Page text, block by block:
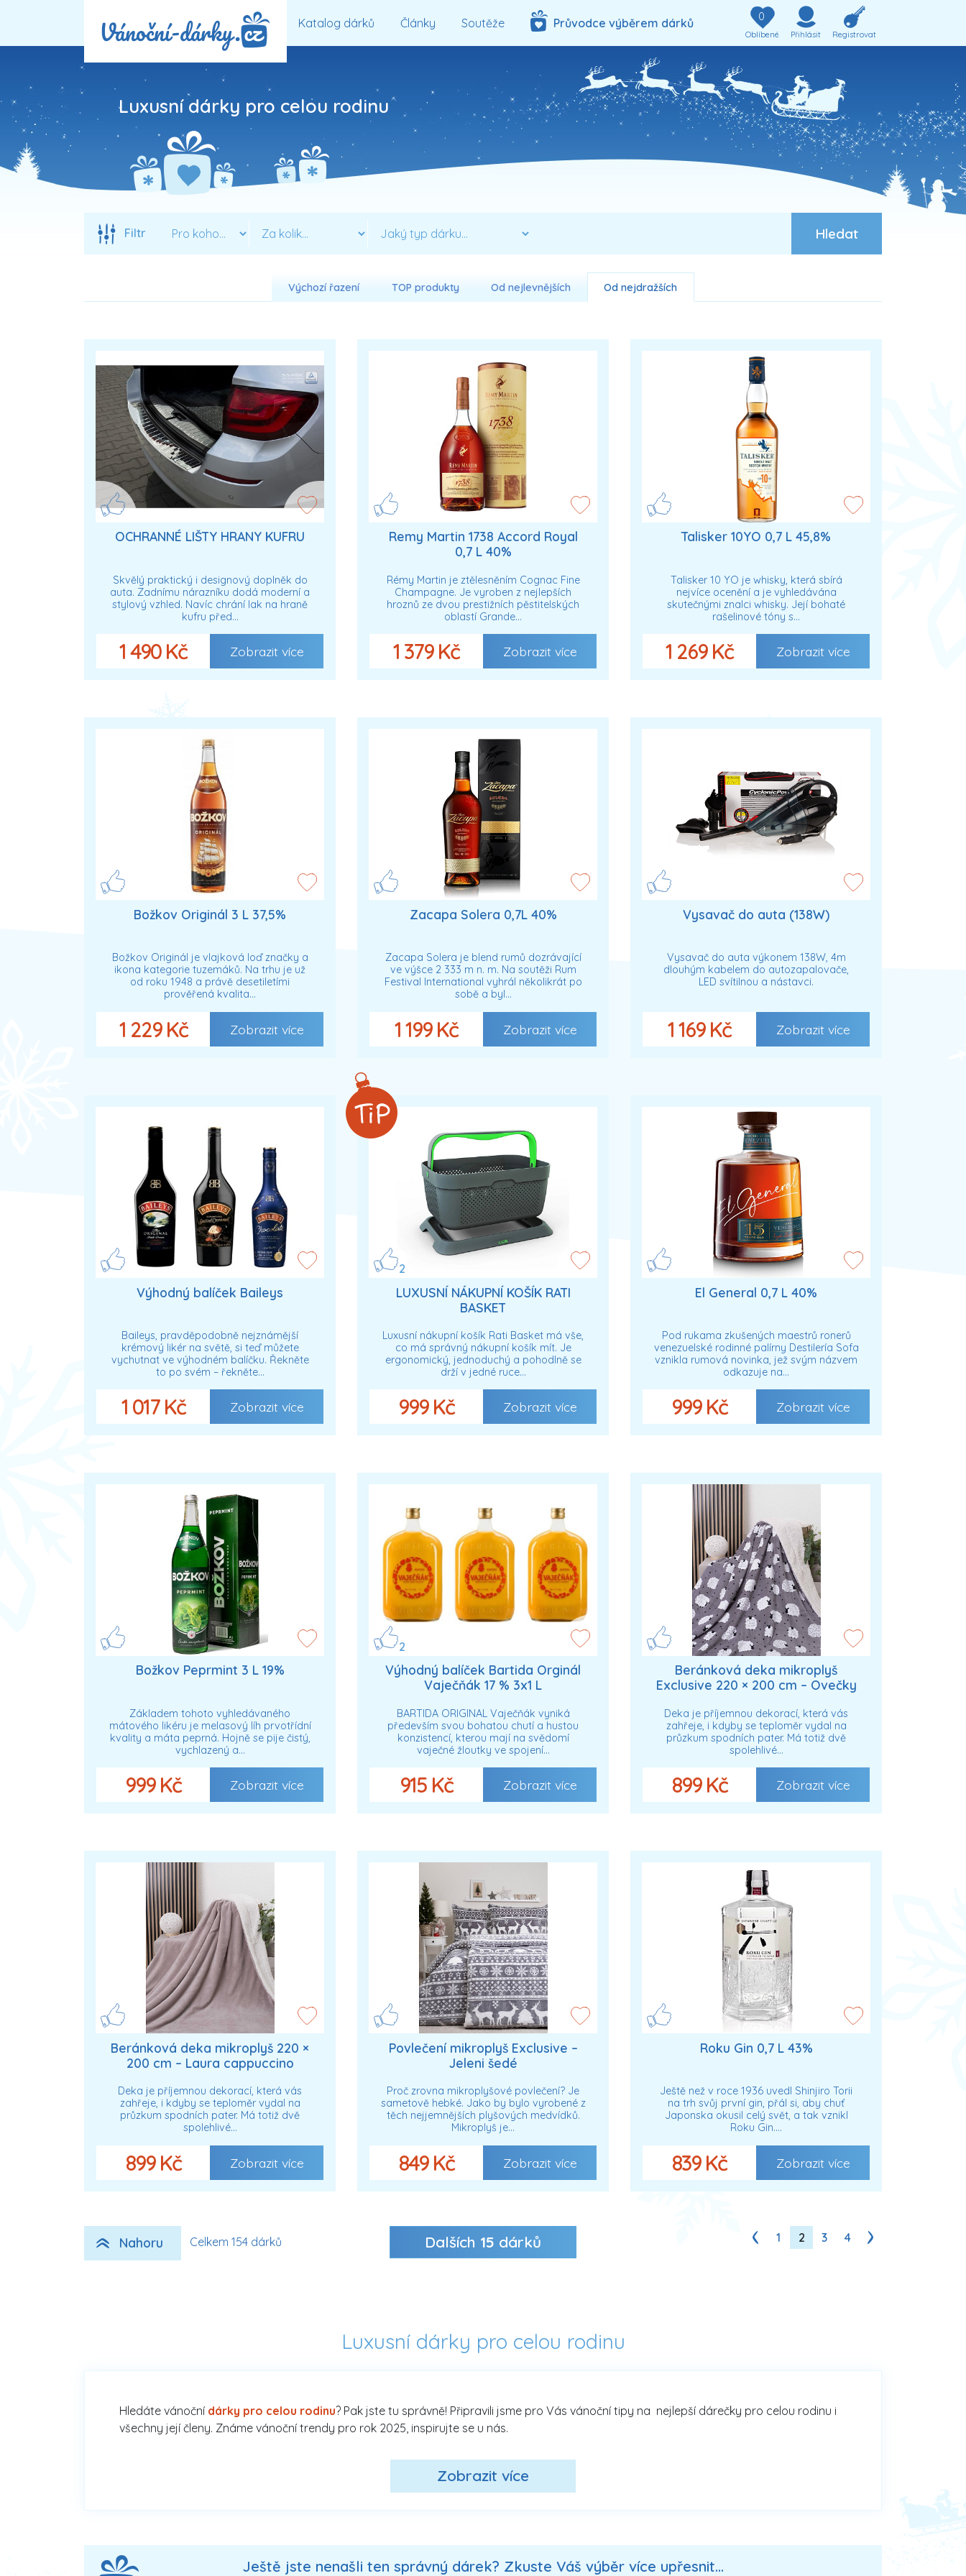
Katalog dárků Články Soutěže Průvodce výběrem dárků 0
Oblíbené Přihlásit Registrovat
Luxusní dárky pro celou rodinu
Filtr
Výchozí řazení TOP produkty Od nejlevnějších Od nejdražších
OCHRANNÉ LIŠTY HRANY KUFRU
Skvělý praktický i designový doplněk do
auta. Zadnímu nárazníku dodá moderní a
stylový vzhled. Navíc chrání lak na hraně
kufru před…
1 490 Kč Zobrazit více
Remy Martin 1738 Accord Royal
0,7 L 40%
Rémy Martin je ztělesněním Cognac Fine
Champagne. Je vyroben z nejlepších
hroznů ze dvou prestižních pěstitelských
oblastí Grande…
1 379 Kč Zobrazit více
Talisker 10YO 0,7 L 45,8%
Talisker 10 YO je whisky, která sbírá
nejvíce ocenění a je vyhledávána
skutečnými znalci whisky. Její bohaté
rašelinové tóny s…
1 269 Kč Zobrazit více
Božkov Originál 3 L 37,5%
Božkov Originál je vlajková loď značky a
ikona kategorie tuzemáků. Na trhu je už
od roku 1948 a právě desetiletími
prověřená kvalita…
1 229 Kč Zobrazit více
Zacapa Solera 0,7L 40%
Zacapa Solera je blend rumů dozrávající
ve výšce 2 333 m n. m. Na soutěži Rum
Festival International vyhrál několikrát po
sobě a byl…
1 199 Kč Zobrazit více
Vysavač do auta (138W)
Vysavač do auta výkonem 138W, 4m
dlouhým kabelem do autozapalovače,
LED svítilnou a nástavci.
1 169 Kč Zobrazit více
Výhodný balíček Baileys
Baileys, pravděpodobně nejznámější
krémový likér na světě, si teď můžete
vychutnat ve výhodném balíčku. Řekněte
to po svém – řekněte…
1 017 Kč Zobrazit více
2
LUXUSNÍ NÁKUPNÍ KOŠÍK RATI
BASKET
Luxusní nákupní košík Rati Basket má vše,
co má správný nákupní košík mít. Je
ergonomický, jednoduchý a pohodlně se
drží v jedné ruce…
999 Kč Zobrazit více
El General 0,7 L 40%
Pod rukama zkušených maestrů ronerů
venezuelské rodinné palírny Destilería Sofa
vznikla rumová novinka, jež svým názvem
odkazuje na…
999 Kč Zobrazit více
Božkov Peprmint 3 L 19%
Základem tohoto vyhledávaného
mátového likéru je melasový líh prvotřídní
kvality a máta peprná. Hojně se pije čistý,
vychlazený a…
999 Kč Zobrazit více
2
Výhodný balíček Bartida Orginál
Vaječňák 17 % 3x1 L
BARTIDA ORIGINAL Vaječňák vyniká
především svou bohatou chutí a hustou
konzistencí, kterou mají na svědomí
vaječné žloutky ve spojení…
915 Kč Zobrazit více
Beránková deka mikroplyš
Exclusive 220 × 200 cm – Ovečky
Deka je příjemnou dekorací, která vás
zahřeje, i kdyby se teploměr vydal na
průzkum spodních pater. Má totiž dvě
spolehlivé…
899 Kč Zobrazit více
Beránková deka mikroplyš 220 ×
200 cm – Laura cappuccino
Deka je příjemnou dekorací, která vás
zahřeje, i kdyby se teploměr vydal na
průzkum spodních pater. Má totiž dvě
spolehlivé…
899 Kč Zobrazit více
Povlečení mikroplyš Exclusive –
Jeleni šedé
Proč zrovna mikroplyšové povlečení? Je
sametově hebké. Jako by bylo vyrobené z
těch nejjemnějších plyšových medvídků.
Mikroplyš je…
849 Kč Zobrazit více
Roku Gin 0,7 L 43%
Ještě než v roce 1936 uvedl Shinjiro Torii
na trh svůj první gin, přál si, aby chuť
Japonska okusil celý svět, a tak vznikl
Roku Gin.…
839 Kč Zobrazit více
Nahoru Celkem 154 dárků Dalších 15 dárků 1 2 3 4
Luxusní dárky pro celou rodinu
Hledáte vánoční dárky pro celou rodinu? Pak jste tu správně! Připravili jsme pro Vás vánoční tipy na nejlepší dárečky pro celou rodinu i
všechny její členy. Známe vánoční trendy pro rok 2025, inspirujte se u nás.
Zobrazit více
Ještě jste nenašli ten správný dárek? Zkuste Váš výběr více upřesnit...